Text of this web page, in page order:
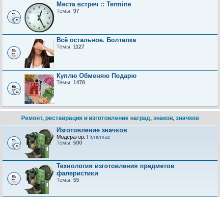
Места встреч :: Termine
Темы: 97
Всё остальное. Болталка
Темы: 1127
Куплю Обменяю Подарю
Темы: 1478
Ремонт, реставрация и изготовление наград, знаков, значков
Изготовление значков
Модератор: Пеленгас
Темы: 500
Технология изготовления предметов
фалеристики
Темы: 55